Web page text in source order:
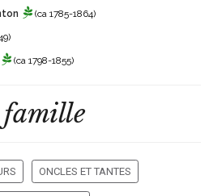
(ca 1785-1864)
(ca 1798-1855)
famille
ONCLES ET TANTES